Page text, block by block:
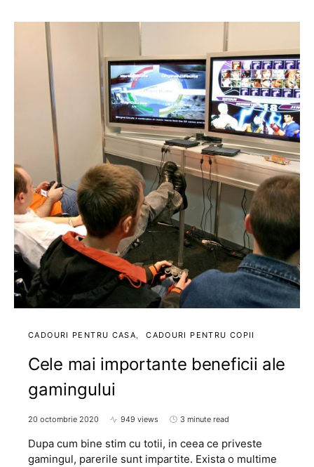
CADOURI PENTRU CASA CADOURI PENTRU COPII
Cele mai importante beneficii ale
gamingului
20 octombrie 2020 949 views 3 minute read
Dupa cum bine stim cu totii, in ceea ce priveste
gamingul, parerile sunt impartite. Exista o multime